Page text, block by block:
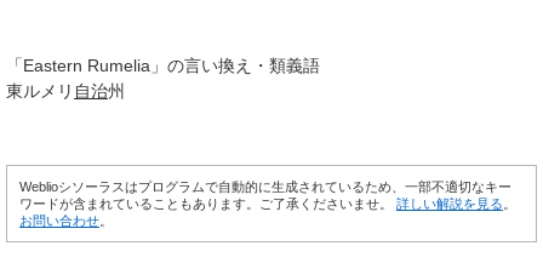
「Eastern Rumelia 」の言い換え・類義語
東ルメリ 自治州
Weblioシソーラスはプログラムで自動的に生成されているため、一部不適切なキー
ワードが含まれていることもあります。ご了承くださいませ。 詳しい解説を見る
お問い合わせ